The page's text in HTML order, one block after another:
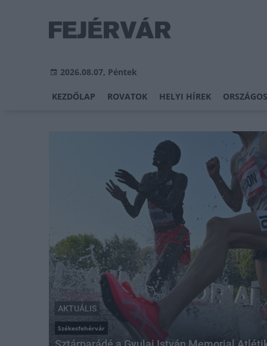
2026.08.07, Péntek
KEZDŐLAP ROVATOK HELYI HÍREK
AKTUÁLIS
Székesfehérvár